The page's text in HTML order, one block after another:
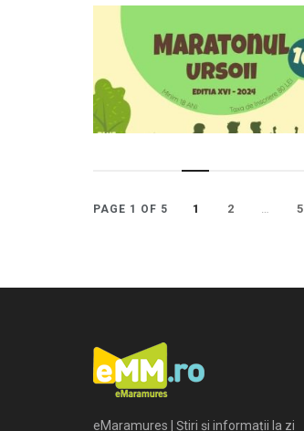
PAGE 1 OF 5 1 2 … 5
eMaramures | Știri și informații la zi